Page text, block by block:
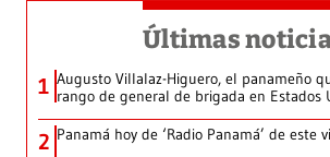
Últimas
1 Augusto Villalaz-Higuero, el panameño
rango de general de brigada en Estados
2 Panamá hoy de ‘Radio Panamá’ de este